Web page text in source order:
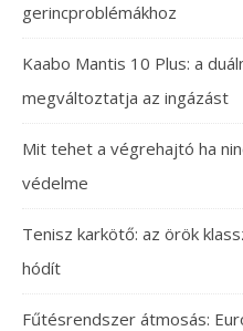
gerincproblémákhoz
Kaabo Mantis 10 Plus: a
megváltoztatja az ingázást
Mit tehet a végrehajtó ha
védelme
Tenisz karkötő: az örök
hódít
Fűtésrendszer átmosás: